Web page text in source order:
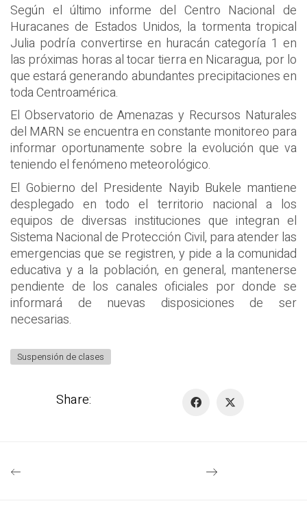
Según el último informe del Centro Nacional de
Huracanes de Estados Unidos, la tormenta tropical
Julia podría convertirse en huracán categoría 1 en
las próximas horas al tocar tierra en Nicaragua, por lo
que estará generando abundantes precipitaciones en
toda Centroamérica.
El Observatorio de Amenazas y Recursos Naturales
del MARN se encuentra en constante monitoreo para
informar oportunamente sobre la evolución que va
teniendo el fenómeno meteorológico.
El Gobierno del Presidente Nayib Bukele mantiene
desplegado en todo el territorio nacional a los
equipos de diversas instituciones que integran el
Sistema Nacional de Protección Civil, para atender las
emergencias que se registren, y pide a la comunidad
educativa y a la población, en general, mantenerse
pendiente de los canales oficiales por donde se
informará de nuevas disposiciones de ser
necesarias.
Suspensión de clases
Share: